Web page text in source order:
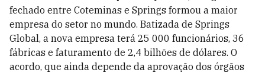
fechado entre Coteminas e Springs formou a maior
empresa do setor no mundo. Batizada de Springs
Global, a nova empresa terá 25 000 funcionários, 36
fábricas e faturamento de 2,4 bilhões de dólares. O
acordo, que ainda depende da aprovação dos órgãos